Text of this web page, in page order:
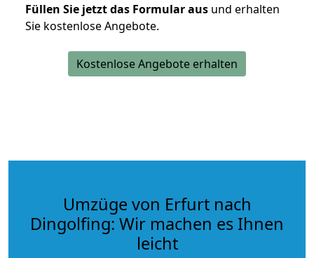
Füllen Sie jetzt das Formular aus und erhalten
Sie kostenlose Angebote.
Kostenlose Angebote erhalten
Umzüge von Erfurt nach
Dingolfing: Wir machen es Ihnen
leicht